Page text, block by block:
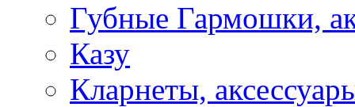
Губные Гармошки,
Казу
Кларнеты,